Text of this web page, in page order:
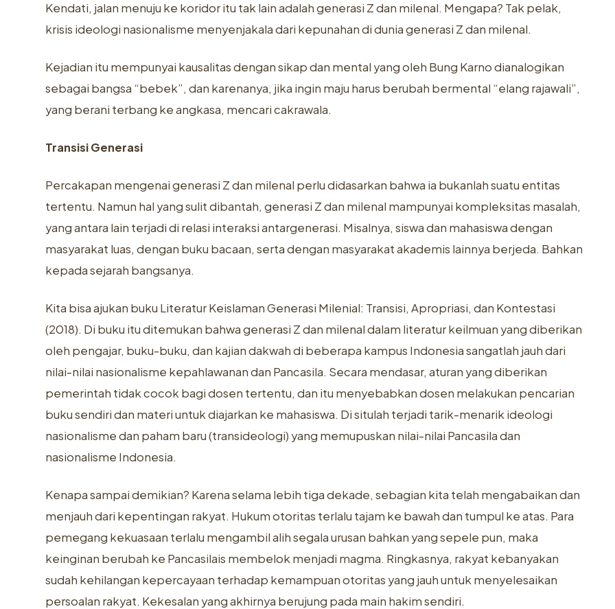
Kendati, jalan menuju ke koridor itu tak lain adalah generasi Z dan milenal. Mengapa? Tak pelak,
krisis ideologi nasionalisme menyenjakala dari kepunahan di dunia generasi Z dan milenal.
Kejadian itu mempunyai kausalitas dengan sikap dan mental yang oleh Bung Karno dianalogikan
sebagai bangsa “bebek”, dan karenanya, jika ingin maju harus berubah bermental “elang rajawali”,
yang berani terbang ke angkasa, mencari cakrawala.
Transisi Generasi
Percakapan mengenai generasi Z dan milenal perlu didasarkan bahwa ia bukanlah suatu entitas
tertentu. Namun hal yang sulit dibantah, generasi Z dan milenal mampunyai kompleksitas masalah,
yang antara lain terjadi di relasi interaksi antargenerasi. Misalnya, siswa dan mahasiswa dengan
masyarakat luas, dengan buku bacaan, serta dengan masyarakat akademis lainnya berjeda. Bahkan
kepada sejarah bangsanya.
Kita bisa ajukan buku Literatur Keislaman Generasi Milenial: Transisi, Apropriasi, dan Kontestasi
(2018). Di buku itu ditemukan bahwa generasi Z dan milenal dalam literatur keilmuan yang diberikan
oleh pengajar, buku-buku, dan kajian dakwah di beberapa kampus Indonesia sangatlah jauh dari
nilai-nilai nasionalisme kepahlawanan dan Pancasila. Secara mendasar, aturan yang diberikan
pemerintah tidak cocok bagi dosen tertentu, dan itu menyebabkan dosen melakukan pencarian
buku sendiri dan materi untuk diajarkan ke mahasiswa. Di situlah terjadi tarik-menarik ideologi
nasionalisme dan paham baru (transideologi) yang memupuskan nilai-nilai Pancasila dan
nasionalisme Indonesia.
Kenapa sampai demikian? Karena selama lebih tiga dekade, sebagian kita telah mengabaikan dan
menjauh dari kepentingan rakyat. Hukum otoritas terlalu tajam ke bawah dan tumpul ke atas. Para
pemegang kekuasaan terlalu mengambil alih segala urusan bahkan yang sepele pun, maka
keinginan berubah ke Pancasilais membelok menjadi magma. Ringkasnya, rakyat kebanyakan
sudah kehilangan kepercayaan terhadap kemampuan otoritas yang jauh untuk menyelesaikan
persoalan rakyat. Kekesalan yang akhirnya berujung pada main hakim sendiri.